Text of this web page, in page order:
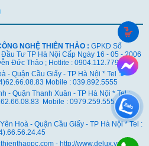
NGHỆ THIÊN THẢO : GPKD Số
Tư TP Hà Nội Cấp Ngày 16 - 05 - 2006
Đức Thảo ; Hotlite : 0904.112.779
- Quận Cầu Giấy - TP Hà Nội * Tel :
Mobile : 039.892.5555
- Quận Thanh Xuân - TP Hà Nội *Tel :
Mobile : 0979.259.555
Hoà - Quận Cầu Giấy - TP Hà Nội * Tel :
- http://www.delux.vn